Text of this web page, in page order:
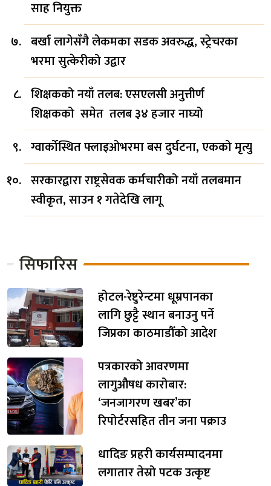
साह नियुक्त
बर्खा लागेसँगै लेकमका सडक अवरुद्ध, स्ट्रेचरका
भरमा सुत्केरीको उद्वार
शिक्षकको नयाँ तलब: एसएलसी अनुत्तीर्ण
शिक्षकको समेत तलब ३४ हजार नाघ्यो
ग्वार्कोस्थित फ्लाइओभरमा बस दुर्घटना, एकको मृत्यु
सरकारद्वारा राष्ट्रसेवक कर्मचारीको नयाँ तलबमान
स्वीकृत, साउन १ गतेदेखि लागू
सिफारिस
होटल-रेष्टुरेन्टमा धूम्रपानका
लागि छुट्टै स्थान बनाउनु पर्ने
जिप्रका काठमाडौँको आदेश
पत्रकारको आवरणमा
लागुऔषध कारोबार:
‘जनजागरण खबर’का
रिपोर्टरसहित तीन जना पक्राउ
धादिङ प्रहरी कार्यसम्पादनमा
लगातार तेस्रो पटक उत्कृष्ट